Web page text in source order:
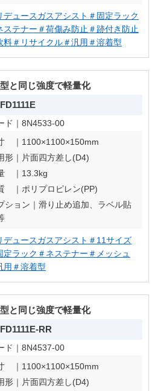
デュースガスアシスト ＃固定ラック
ステナー ＃荷傷み防止 ＃跡付き防止
料＃リサイクル＃汎用 ＃溶着型
と同じ強度で軽量化
ド｜ 8N4533-00
｜ 1100×1100×150mm
形｜ 片面四方差し(D4)
｜ 13.3kg
｜ ポリプロピレン(PP)
ション｜ 滑り止め追加、ラベル貼
デュースガスアシスト ＃11サイズ
定ラック ＃ネステナー ＃メッシュ
用 ＃溶着型
と同じ強度で軽量化
RR
ド｜ 8N4537-00
｜ 1100×1100×150mm
形｜ 片面四方差し(D4)